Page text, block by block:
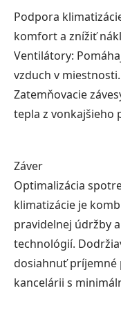
Podpora
komfort a znížiť
Ventilátory:
vzduch v miestnosti.
Zatemňovacie
tepla z vonkajšieho
Záver
Optimalizácia
klimatizácie je
pravidelnej údržby
technológií.
dosiahnuť príjemné
kancelárii s